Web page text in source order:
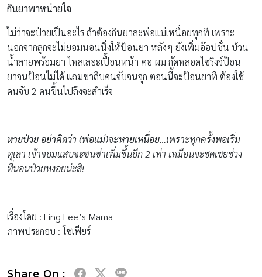
กินยาพาหน่ายใจ
ไม่ว่าจะป่วยเป็นอะไร ถ้าต้องกินยาละพ่อแม่เหนื่อยทุกที เพราะ
นอกจากลูกจะไม่ยอมนอนนิ่งให้ป้อนยา หลังๆ ยังเพิ่มอ๊อปชั่น บ้วน
น้ำลายพร้อมยา ไหลเลอะเปื้อนหน้า-คอ-ผม กัดหลอดไซริงจ์ป้อน
ยาจนป้อนไม่ได้ แถมขาถีบคนจับจนจุก ตอนนี้จะป้อนยาที ต้องใช้
คนจับ 2 คนขึ้นไปถึงจะสำเร็จ
หายป่วย อย่าคิดว่า (พ่อแม่)จะหายเหนื่อย…เพราะทุกครั้งพอเริ่ม
ทุเลา เจ้าจอมแสบจะซนซ่าเพิ่มขึ้นอีก 2 เท่า เหมือนจะชดเชยช่วง
ที่นอนป่วยหงอยน่ะสิ!
เรื่องโดย : Ling Lee’s Mama
ภาพประกอบ : โซเฟียร์
Share On :